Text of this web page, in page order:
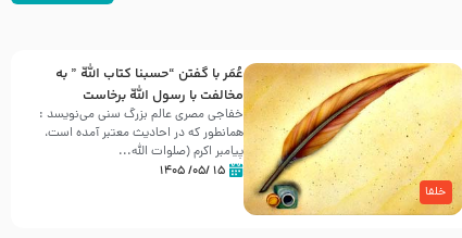
خلفا
عُمَر با گفتن “حسبنا كتاب اللّه ” به
مخالفت با رسول اللّه برخاست
خفاجی مصری عالم بزرگ سنی می‌نویسد :
همانطور که در احادیث معتبر آمده است،
پیامبر اکرم (صلوات اللّه...
۱۵ /۰۵/ ۱۴۰۵